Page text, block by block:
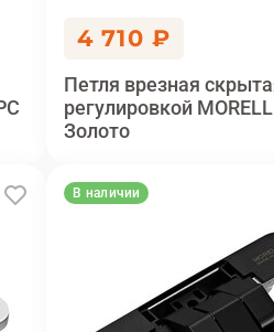
4 710 ₽
Петля врезная
регулировкой
Золото
В наличии